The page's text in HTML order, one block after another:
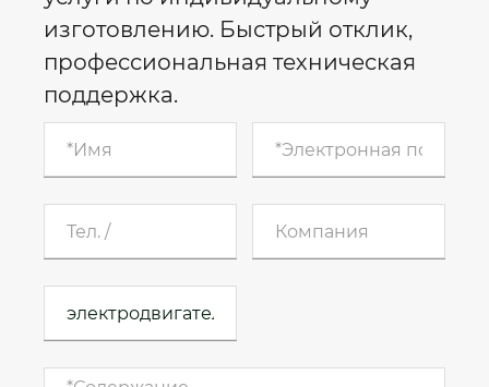
изготовлению. Быстрый отклик,
профессиональная техническая
поддержка.